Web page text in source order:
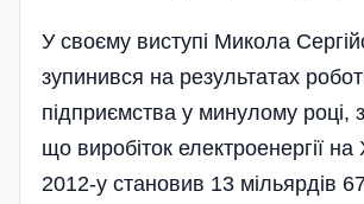
У своєму виступі Микола
зупинився на результатах
підприємства у минулому році,
що виробіток електроенергії
2012-у становив 13 мільярдів